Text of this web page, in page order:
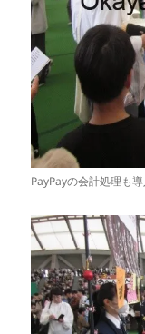
PayPayの会計処理も